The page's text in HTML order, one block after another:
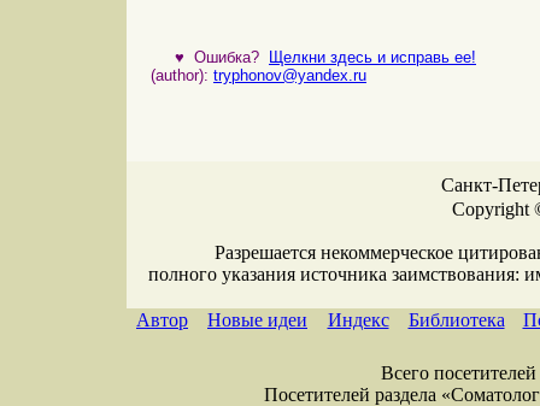
♥ Ошибка?
Щелкни здесь и исправь ее!
(author): tryphonov@yandex.ru
Санкт-
Copyright
Разрешается некоммерческое
полного указания источника заимствования:
Автор Новые идеи Индекс Библиотека
Всего
Посетителей раздела